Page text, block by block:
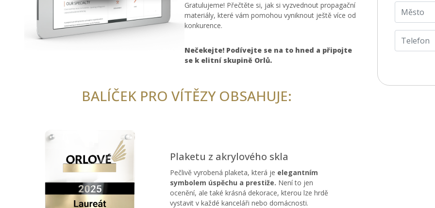
Gratulujeme! Přečtěte si, jak si vyzvednout propagační
materiály, které vám pomohou vyniknout ještě více od
konkurence.
Nečekejte! Podívejte se na to hned a připojte
se k elitní skupině Orlů.
BALÍČEK PRO VÍTĚZY OBSAHUJE:
Plaketu z akrylového skla
Pečlivě vyrobená plaketa, která je elegantním
symbolem úspěchu a prestiže. Není to jen
ocenění, ale také krásná dekorace, kterou lze hrdě
vystavit v každé kanceláři nebo domácnosti.